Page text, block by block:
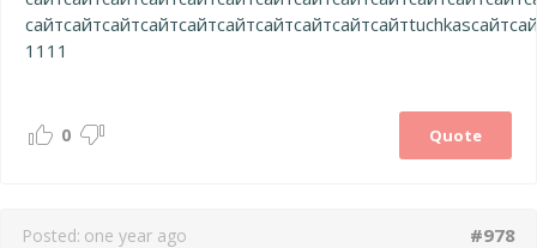
сайтсайтсайтсайтсайтсайтсайтсайтсайтсайтtuchkasсайт
1111
Quote
0
Posted: one year ago #978